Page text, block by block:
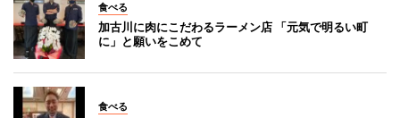
食べる
加古川に肉にこだわるラーメン店 「元気で明るい町
に」と願いをこめて
食べる